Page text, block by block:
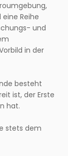
Reihe
und
in der
besteht
ist, der Erste
hat.
stets dem